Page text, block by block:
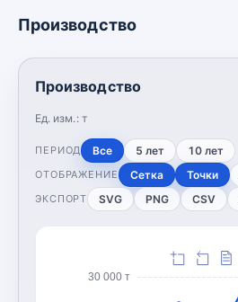
Производство
Производство
Ед. изм.: т
ПЕРИОД Все 5 лет 10 лет
ОТОБРАЖЕНИЕ Сетка Точки
ЭКСПОРТ SVG PNG CSV
30 000 т